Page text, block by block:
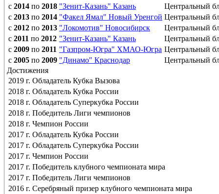
с 2014 по 2018 "Зенит-Казань" Казань
Центральный
с 2013 по 2014 "Факел Ямал" Новый Уренгой Центральный
с 2012 по 2013 "Локомотив" Новосибирск
Центральный
с 2011 по 2012 "Зенит-Казань" Казань
Центральный
с 2009 по 2011 "Газпром-Югра" ХМАО-Югра Центральный
с 2005 по 2009 "Динамо" Краснодар
Центральный
Достижения
2019 г. Обладатель Кубка Вызова
2018 г. Обладатель Кубка России
2018 г. Обладатель Суперкубка России
2018 г. Победитель Лиги чемпионов
2018 г. Чемпион России
2017 г. Обладатель Кубка России
2017 г. Обладатель Суперкубка России
2017 г. Чемпион России
2017 г. Победитель клубного чемпионата мира
2017 г. Победитель Лиги чемпионов
2016 г. Серебряный призер клубного чемпионата мира